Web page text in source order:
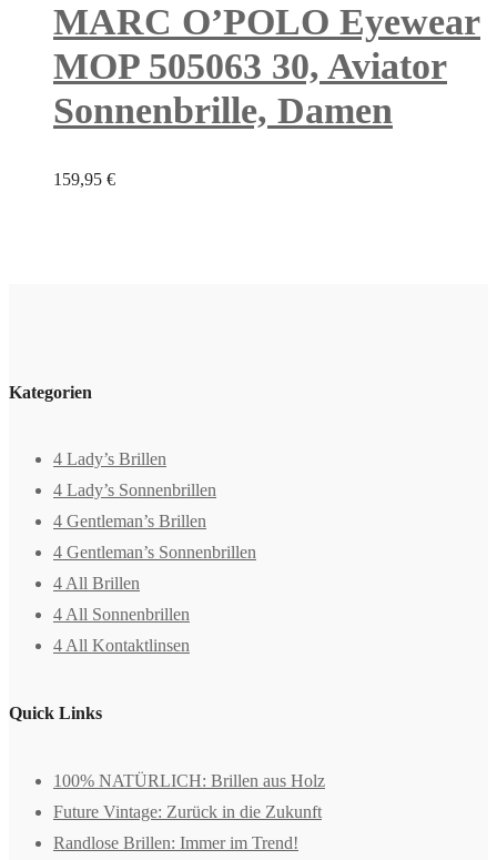
MARC O’POLO Eyewear
MOP 505063 30, Aviator
Sonnenbrille, Damen
159,95 €
Kategorien
4 Lady’s Brillen
4 Lady’s Sonnenbrillen
4 Gentleman’s Brillen
4 Gentleman’s Sonnenbrillen
4 All Brillen
4 All Sonnenbrillen
4 All Kontaktlinsen
Quick Links
100% NATÜRLICH: Brillen aus Holz
Future Vintage: Zurück in die Zukunft
Randlose Brillen: Immer im Trend!